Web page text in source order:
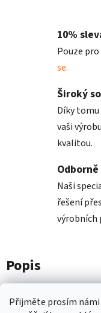
Přijměte prosím námi
10%
Pouze
se.
Široký
Díky tomu
vaši
kvalitou.
Naši
řešení
výrobních
Popis
Diskuze